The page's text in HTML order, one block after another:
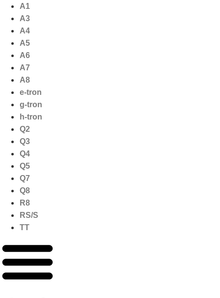
naar
inhoud
A1
A3
A4
A5
A6
A7
A8
e-tron
g-tron
h-tron
Q2
Q3
Q4
Q5
Q7
Q8
R8
RS/S
TT